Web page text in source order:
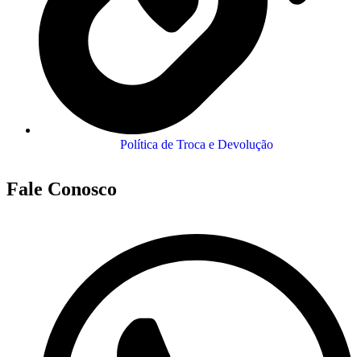
Política de Troca e Devolução
Fale Conosco